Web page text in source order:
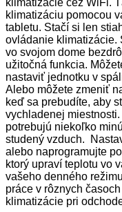
klimatizáciu pomocou
tabletu. Stačí si len
ovládanie klimatizácie.
vo svojom dome
užitočná funkcia.
nastaviť jednotku v
Alebo môžete zmeniť
keď sa prebudíte, aby
vychladenej miestnosti.
potrebujú niekoľko
studený vzduch.
alebo naprogramujte
ktorý upraví teplotu vo
vašeho denného
práce v rôznych
klimatizácie pri